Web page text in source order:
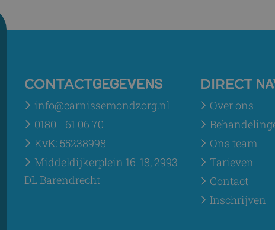
CONTACTGEGEVENS
info@carnissemondzorg.nl
0180 - 61 06 70
KvK: 55238998
Middeldijkerplein 16-18, 2993
DL Barendrecht
DIRECT
Over ons
Ons team
Tarieven
Contact
Inschrijven